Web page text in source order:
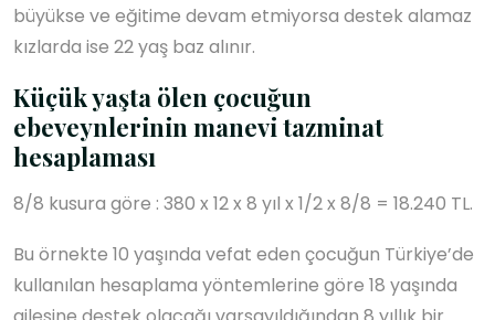
büyükse ve eğitime devam etmiyorsa destek alamaz
kızlarda ise 22 yaş baz alınır.
Küçük yaşta ölen çocuğun
ebeveynlerinin manevi tazminat
hesaplaması
8/8 kusura göre : 380 x 12 x 8 yıl x 1/2 x 8/8 = 18.240 TL.
Bu örnekte 10 yaşında vefat eden çocuğun Türkiye’de
kullanılan hesaplama yöntemlerine göre 18 yaşında